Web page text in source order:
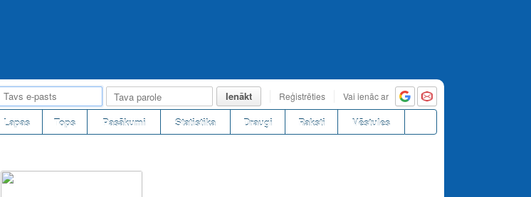
Ienākt Reģistrēties Vai ienāc ar
Lapas Tops Pasākumi Statistika Draugi Raksti Vēstules